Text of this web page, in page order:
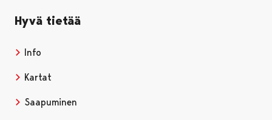
Hyvä tietää
Info
Kartat
Saapuminen